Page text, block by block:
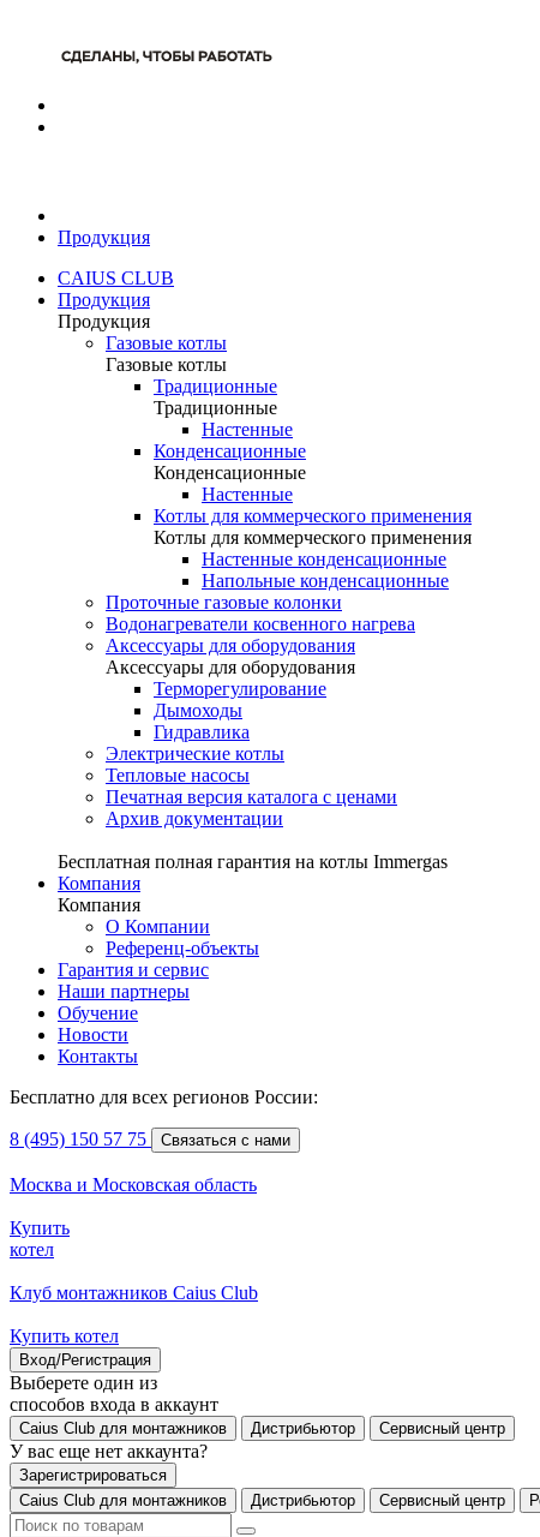
Продукция
CAIUS CLUB
Продукция
Продукция
Газовые котлы
Газовые котлы
Традиционные
Традиционные
Настенные
Конденсационные
Конденсационные
Настенные
Котлы для коммерческого применения
Котлы для коммерческого применения
Настенные конденсационные
Напольные конденсационные
Проточные газовые колонки
Водонагреватели косвенного нагрева
Аксессуары для оборудования
Аксессуары для оборудования
Терморегулирование
Дымоходы
Гидравлика
Электрические котлы
Тепловые насосы
Печатная версия каталога с ценами
Архив документации
Бесплатная полная гарантия на котлы Immergas
Компания
Компания
О Компании
Референц-объекты
Гарантия и сервис
Наши партнеры
Обучение
Новости
Контакты
Бесплатно для всех регионов России:
8 (495) 150 57 75 Связаться с нами
Москва и Московская область
Купить
котел
Клуб монтажников Caius Club
Купить котел
Вход/Регистрация
Выберете один из
способов входа в аккаунт
Caius Club для монтажников Дистрибьютор Сервисный центр
У вас еще нет аккаунта?
Зарегистрироваться
Caius Club для монтажников
Дистрибьютор Сервисный центр